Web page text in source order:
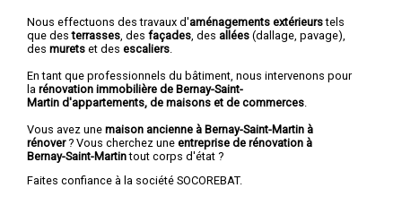
Nous effectuons des travaux d'aménagements extérieurstels
que desterrasses , des façades , des allées (dallage, pavage),
des murets et des escaliers
En tant que professionnels du bâtiment, nous intervenons pour
la rénovation immobilière de Bernay-Saint-
Martin d'appartements, de maisons et de commerces
Vous avez une maison ancienne à Bernay-Saint-Martin à
rénover? Vous cherchez une entreprise de rénovation à
Bernay-Saint-Martintout corps d'état ?
Faites confiance à la société SOCOREBAT.